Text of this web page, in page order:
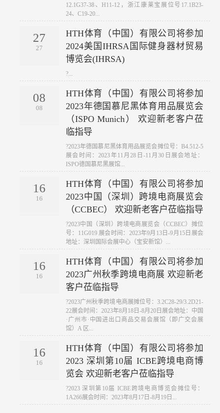
12.1G37-38、H11-12，浙江康莱宝展位号17.1B23-
24、C19-20...
27
27
HTH体育（中国）有限公司将参加
2024美国IHRSA国际健身器材贸易
博览会(IHRSA)
?...
08
08
HTH体育（中国）有限公司将参加
2023年德国慕尼黑体育用品展览会
（ISPO Munich） 欢迎新老客户莅
临指导
?2023年德国慕尼黑体育用品展览会摊位号：B4.512-5
展会时间：2023年11月28日-11月30日展会地址：
ISPO德国慕尼黑展馆...
16
16
HTH体育（中国）有限公司将参加
2023中国（深圳）跨境电商展览会
（CCBEC） 欢迎新老客户莅临指导
?2023中国（深圳）跨境电商展览会（CCBEC）摊位
号：11G019 展会时间：2023年9月13日-9月15日展会
地址：深圳国际会展中心（宝安新馆）...
16
16
HTH体育（中国）有限公司将参加
2023广州秋季跨境电商展 欢迎新老
客户莅临指导
?2023广州秋季跨境电商展摊位号：3.2C28-29/3.2D21-
22展会时间：2023年8月18日-8月20日展会地址：中国
·广州市·中国进出口商品交易会展馆（即广交会展
馆）A 区...
16
16
HTH体育（中国）有限公司将参加
2023 深圳第10届 ICBE跨境电商博
览会 欢迎新老客户莅临指导
?2023 深圳第10届 ICBE跨境电商博览会摊位号：
1A266展会时间：2023年8月17日-8月19日...